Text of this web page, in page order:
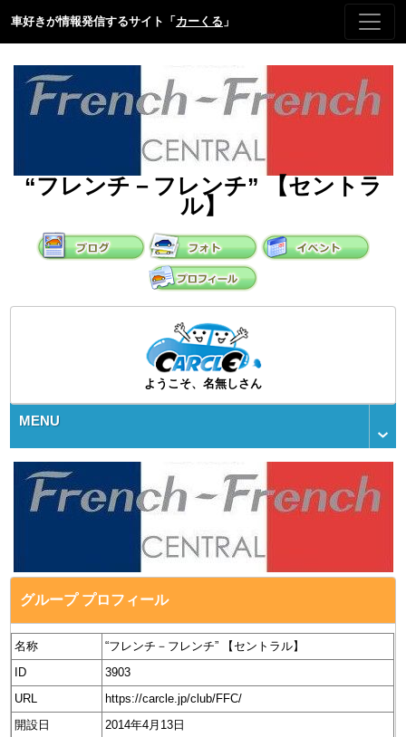
車好きが情報発信するサイト「 カーくる 」
“フレンチ－フレンチ” 【セントラ
ル】
ようこそ、名無しさん
MENU
グループ プロフィール
名称
“フレンチ－フレンチ” 【セントラル】
ID
3903
URL
https://carcle.jp/club/FFC/
開設日
2014年4月13日